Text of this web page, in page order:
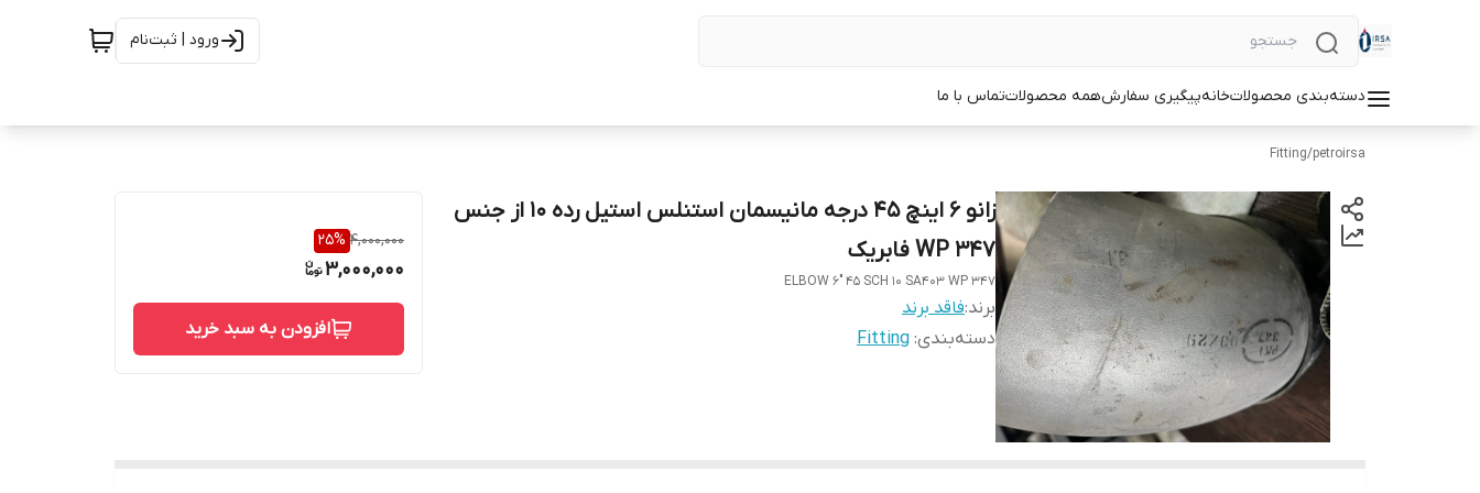
ورود | ثبت‌نام
دسته‌بندی محصولاتخانهپیگیری سفارشهمه محصولاتتماس با ما
petroirsa
/
Fitting
زانو 6 اینچ 45 درجه مانیسمان استنلس استیل رده 10 از جنس
WP 347 فابریک
ELBOW 6" 45 SCH 10 SA403 WP 347
برند:فاقد برند
دسته‌بندی:
Fitting
4,000,000
25%
3,000,000
افزودن به سبد خرید